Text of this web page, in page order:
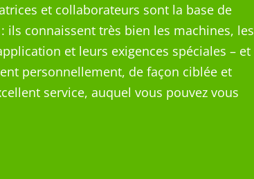
et collaborateurs sont la base de
ils connaissent très bien les machines, les
et leurs exigences spéciales – et
personnellement, de façon ciblée et
service, auquel vous pouvez vous